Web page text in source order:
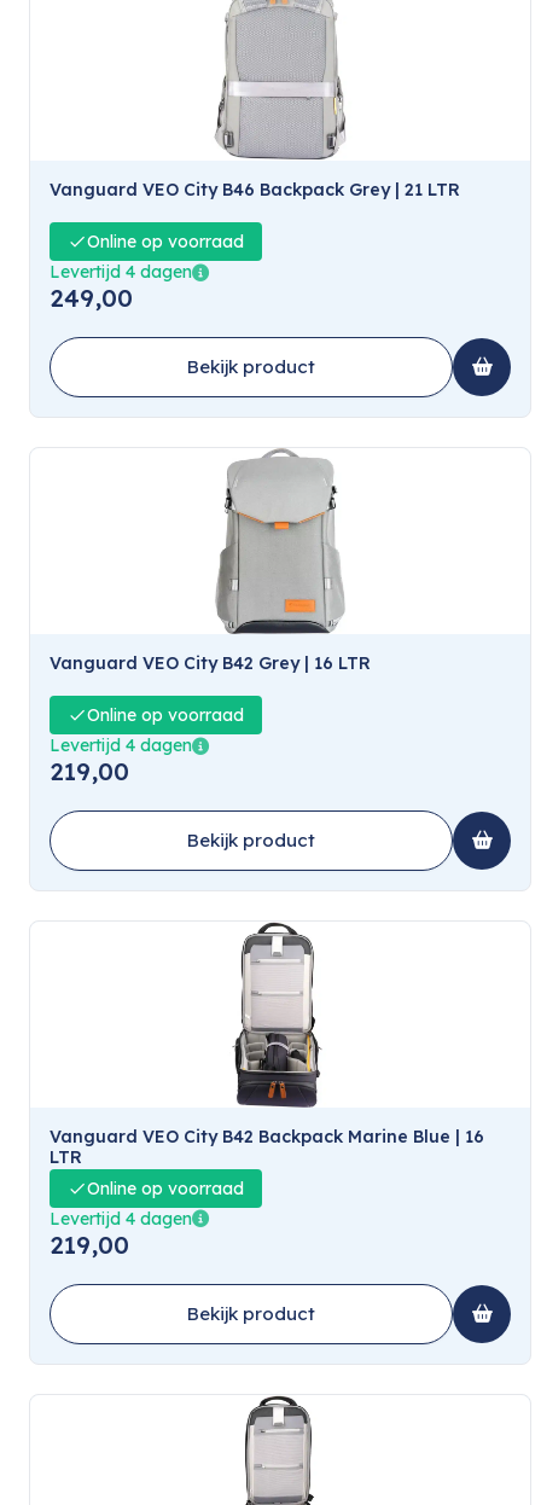
Vanguard VEO City B46 Backpack Grey | 21 LTR
Online op voorraad
Levertijd 4 dagen
249,00
Bekijk product
Vanguard VEO City B42 Grey | 16 LTR
Online op voorraad
Levertijd 4 dagen
219,00
Bekijk product
Vanguard VEO City B42 Backpack Marine Blue | 16
LTR
Online op voorraad
Levertijd 4 dagen
219,00
Bekijk product